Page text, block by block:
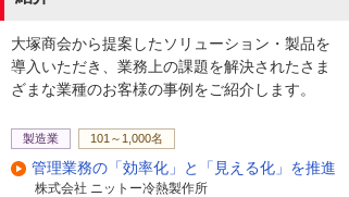
大塚商会から提案したソリューション・製品を
導入いただき、業務上の課題を解決されたさま
ざまな業種のお客様の事例をご紹介します。
製造業 101～1,000名
管理業務の「効率化」と「見える化」を推進
株式会社 ニットー冷熱製作所